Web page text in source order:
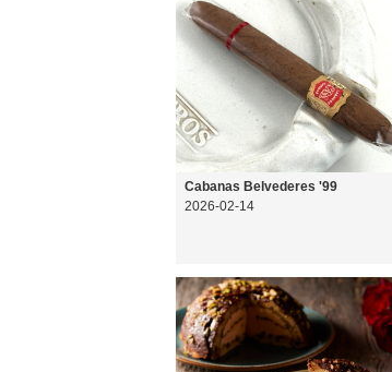
Cabanas Belvederes '99
2026-02-14